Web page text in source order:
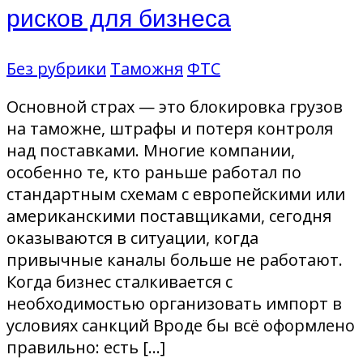
рисков для бизнеса
Без рубрики Таможня ФТС
Основной страх — это блокировка грузов
на таможне, штрафы и потеря контроля
над поставками. Многие компании,
особенно те, кто раньше работал по
стандартным схемам с европейскими или
американскими поставщиками, сегодня
оказываются в ситуации, когда
привычные каналы больше не работают.
Когда бизнес сталкивается с
необходимостью организовать импорт в
условиях санкций Вроде бы всё оформлено
правильно: есть […]